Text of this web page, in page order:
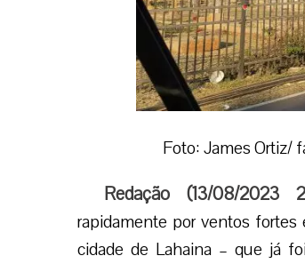
Foto: James Ortiz/
Redação (13/08/2023
rapidamente por ventos fortes
cidade de Lahaina – que já